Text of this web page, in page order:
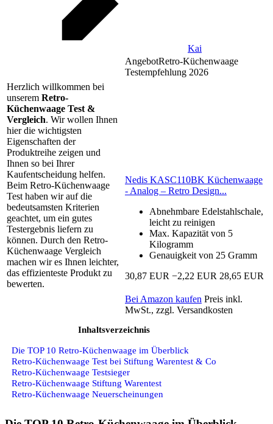
Kai
Herzlich willkommen bei
unserem Retro-
Küchenwaage Test &
Vergleich. Wir wollen Ihnen
hier die wichtigsten
Eigenschaften der
Produktreihe zeigen und
Ihnen so bei Ihrer
Kaufentscheidung helfen.
Beim Retro-Küchenwaage
Test haben wir auf die
bedeutsamsten Kriterien
geachtet, um ein gutes
Testergebnis liefern zu
können. Durch den Retro-
Küchenwaage Vergleich
machen wir es Ihnen leichter,
das effizienteste Produkt zu
bewerten.
AngebotRetro-Küchenwaage
Testempfehlung 2026
Nedis KASC110BK Küchenwaage
- Analog – Retro Design...
Abnehmbare Edelstahlschale,
leicht zu reinigen
Max. Kapazität von 5
Kilogramm
Genauigkeit von 25 Gramm
30,87 EUR −2,22 EUR 28,65 EUR
Bei Amazon kaufen Preis inkl.
MwSt., zzgl. Versandkosten
Inhaltsverzeichnis
Die TOP 10 Retro-Küchenwaage im Überblick
Retro-Küchenwaage Test bei Stiftung Warentest & Co
Retro-Küchenwaage Testsieger
Retro-Küchenwaage Stiftung Warentest
Retro-Küchenwaage Neuerscheinungen